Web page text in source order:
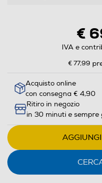
€
IVA e
€ 77,99
Acquisto online
con consegna € 4,90
Ritiro in negozio
in 30 minuti e